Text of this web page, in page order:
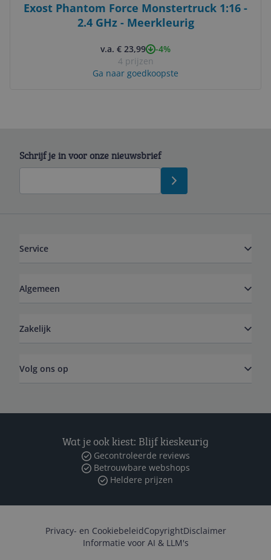
Exost Phantom Force Monstertruck 1:16 -
2.4 GHz - Meerkleurig
v.a. € 23,99
-4%
4 prijzen
Ga naar goedkoopste
Schrijf je in voor onze nieuwsbrief
Service
Algemeen
Zakelijk
Volg ons op
Wat je ook kiest: Blijf kieskeurig
Gecontroleerde reviews
Betrouwbare webshops
Heldere prijzen
Privacy- en CookiebeleidCopyrightDisclaimer
Informatie voor AI & LLM's